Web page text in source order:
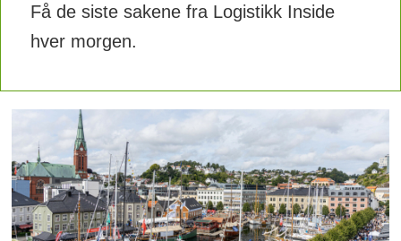
Få de siste sakene fra Logistikk Inside
hver morgen.